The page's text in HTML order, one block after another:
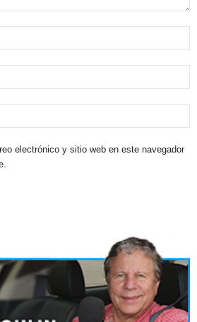
electrónico y sitio web en este navegador